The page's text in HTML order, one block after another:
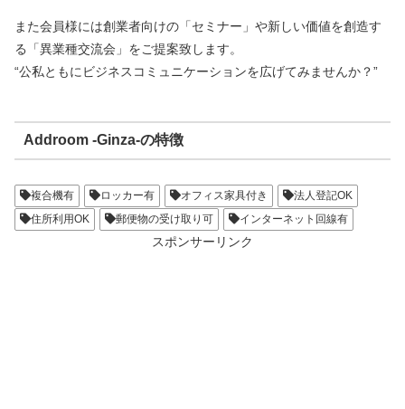
また会員様には創業者向けの「セミナー」や新しい価値を創造す
る「異業種交流会」をご提案致します。
“公私ともにビジネスコミュニケーションを広げてみませんか？”
Addroom -Ginza-の特徴
複合機有 ロッカー有 オフィス家具付き
法人登記OK
住所利用OK
郵便物の受け取り可 インターネット回線有
スポンサーリンク